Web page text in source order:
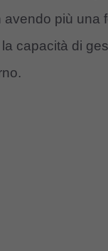
avendo più una
la capacità di